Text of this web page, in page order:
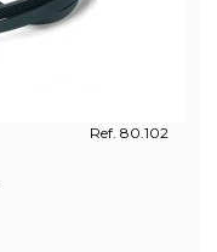
Ref. 80.102